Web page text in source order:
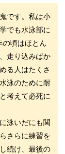
です。私は小
でも水泳部に
の頃はほとん
走り込みばか
る人はたくさ
泳のために耐
考えて必死に
泳いだにも関
さらに練習を
続け、最後の